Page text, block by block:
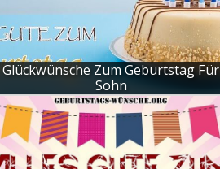
Glückwünsche Zum Geburtstag Für
Sohn